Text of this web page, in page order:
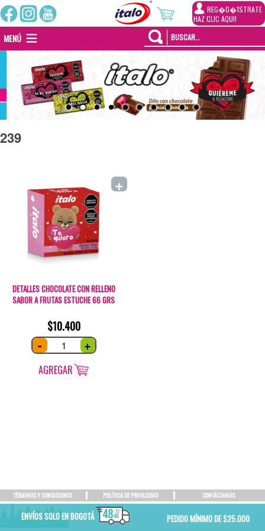
REG�0�1STRATE
HAZ CLIC AQUI!
MENÚ
239
DETALLES CHOCOLATE CON RELLENO
SABOR A FRUTAS ESTUCHE 66 GRS
$10.400
- Detalles
Chocolate
con
sabor
a
+
AGREGAR
+
TÉRMINOS Y CONDICIONES POLÍTICA DE PRIVACIDAD CONTÁCTANOS
ENVÍOS SOLO EN BOGOTÁ PEDIDO MÍNIMO DE $25.000